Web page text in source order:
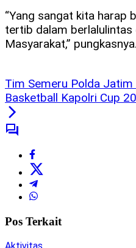
“Yang sangat kita harap
tertib dalam
Masyarakat,”
Tim Semeru Polda Jatim
Basketball Kapolri Cup
Pos Terkait